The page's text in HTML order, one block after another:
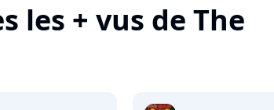
les + vus de The